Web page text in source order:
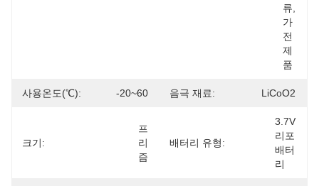
류,
가
전
제
품
사용온도(℃): -20~60 음극 재료: LiCoO2
크기:
프
리
즘
배터리 유형:
3.7V
리포
배터
리